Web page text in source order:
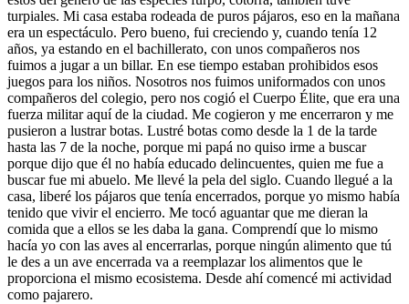
turpiales. Mi casa estaba rodeada de puros pájaros, eso en la mañana
era un espectáculo. Pero bueno, fui creciendo y, cuando tenía 12
años, ya estando en el bachillerato, con unos compañeros nos
fuimos a jugar a un billar. En ese tiempo estaban prohibidos esos
juegos para los niños. Nosotros nos fuimos uniformados con unos
compañeros del colegio, pero nos cogió el Cuerpo Élite, que era una
fuerza militar aquí de la ciudad. Me cogieron y me encerraron y me
pusieron a lustrar botas. Lustré botas como desde la 1 de la tarde
hasta las 7 de la noche, porque mi papá no quiso irme a buscar
porque dijo que él no había educado delincuentes, quien me fue a
buscar fue mi abuelo. Me llevé la pela del siglo. Cuando llegué a la
casa, liberé los pájaros que tenía encerrados, porque yo mismo había
tenido que vivir el encierro. Me tocó aguantar que me dieran la
comida que a ellos se les daba la gana. Comprendí que lo mismo
hacía yo con las aves al encerrarlas, porque ningún alimento que tú
le des a un ave encerrada va a reemplazar los alimentos que le
proporciona el mismo ecosistema. Desde ahí comencé mi actividad
como pajarero.